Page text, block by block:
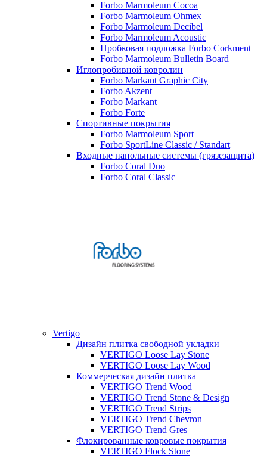
Forbo Marmoleum Cocoa
Forbo Marmoleum Ohmex
Forbo Marmoleum Decibel
Forbo Marmoleum Acoustic
Пробковая подложка Forbo Corkment
Forbo Marmoleum Bulletin Board
Иглопробивной ковролин
Forbo Markant Graphic City
Forbo Akzent
Forbo Markant
Forbo Forte
Спортивные покрытия
Forbo Marmoleum Sport
Forbo SportLine Classic / Standart
Входные напольные системы (грязезащита)
Forbo Coral Duo
Forbo Coral Classic
Vertigo
Дизайн плитка свободной укладки
VERTIGO Loose Lay Stone
VERTIGO Loose Lay Wood
Коммерческая дизайн плитка
VERTIGO Trend Wood
VERTIGO Trend Stone & Design
VERTIGO Trend Strips
VERTIGO Trend Chevron
VERTIGO Trend Gres
Флокированные ковровые покрытия
VERTIGO Flock Stone